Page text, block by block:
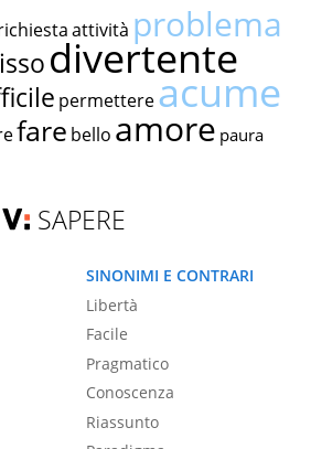
attività problema
divertente
permettereacume
fare bello amore paura
SAPERE
SINONIMI E CONTRARI
Libertà
Facile
Pragmatico
Conoscenza
Riassunto